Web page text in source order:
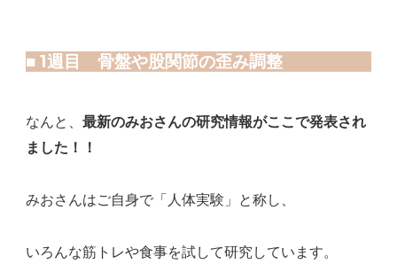
■ 1週目 骨盤や股関節の歪み調整
なんと、 最新のみおさんの研究情報がここで発表され
ました！！
みおさんはご自身で「人体実験」と称し、
いろんな筋トレや食事を試して研究しています。